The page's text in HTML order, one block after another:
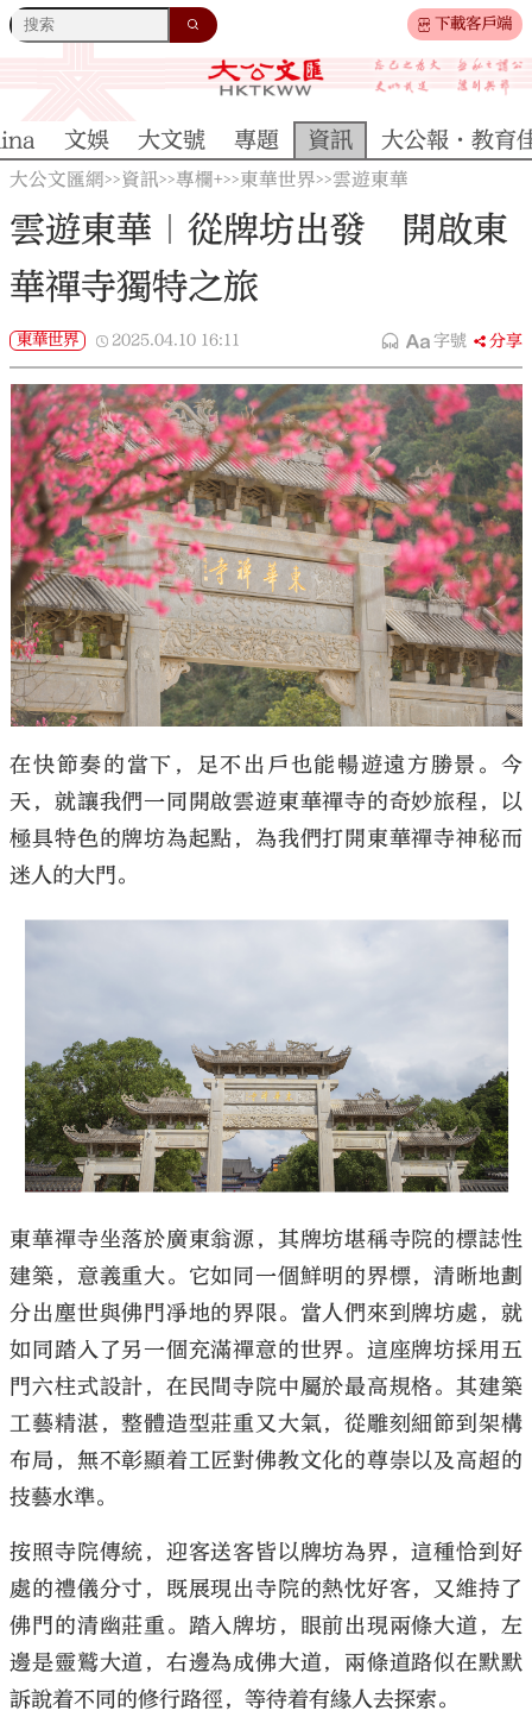
下載客戶端
大公文匯
文娛 大文號 專題 資訊 大公報·教育
大公文匯網>>資訊>>專欄+>>東華世界>>雲遊東華
雲遊東華｜從牌坊出發 開啟東
華禪寺獨特之旅
東華世界 2025.04.10 16:11 字號 分享
在快節奏的當下，足不出戶也能暢遊遠方勝景。今
天，就讓我們一同開啟雲遊東華禪寺的奇妙旅程，以
極具特色的牌坊為起點，為我們打開東華禪寺神秘而
迷人的大門。
東華禪寺坐落於廣東翁源，其牌坊堪稱寺院的標誌性
建築，意義重大。它如同一個鮮明的界標，清晰地劃
分出塵世與佛門凈地的界限。當人們來到牌坊處，就
如同踏入了另一個充滿禪意的世界。這座牌坊採用五
門六柱式設計，在民間寺院中屬於最高規格。其建築
工藝精湛，整體造型莊重又大氣，從雕刻細節到架構
布局，無不彰顯着工匠對佛教文化的尊崇以及高超的
技藝水準。
按照寺院傳統，迎客送客皆以牌坊為界，這種恰到好
處的禮儀分寸，既展現出寺院的熱忱好客，又維持了
佛門的清幽莊重。踏入牌坊，眼前出現兩條大道，左
邊是靈鷲大道，右邊為成佛大道，兩條道路似在默默
訴說着不同的修行路徑，等待着有緣人去探索。